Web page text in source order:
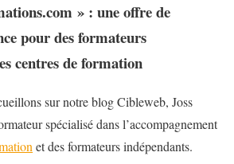
» : une offre de
pour des formateurs
centres de formation
sur notre blog Cibleweb, Joss
spécialisé dans l’accompagnement
et des formateurs indépendants.